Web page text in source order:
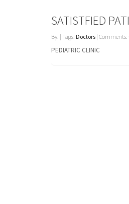
SATISTFIED
By: | Tags: Doctors | Comments:
PEDIATRIC CLINIC